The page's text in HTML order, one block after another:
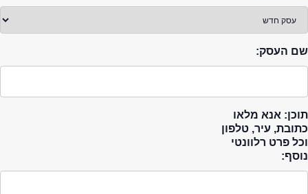
שם העסק:
תוכן: אנא מלאו
כתובת, עיר, טלפון
וכל פרט רלוונטי
נוסף: